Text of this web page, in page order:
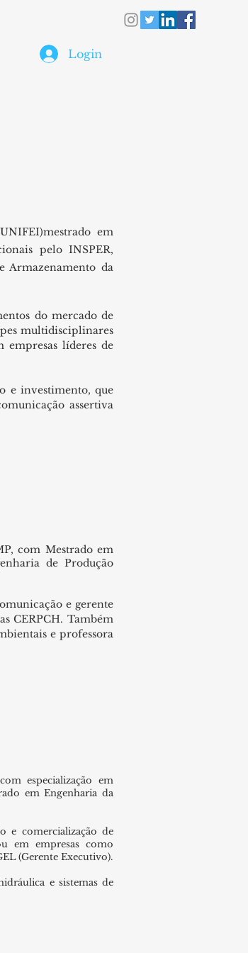
Login
em
pelo INSPER,
Armazenamento da
do mercado de
multidisciplinares
empresas líderes de
e investimento, que
assertiva
com Mestrado em
de Produção
e gerente
CERPCH. Também
e professora
especialização em
em Engenharia da
e comercialização de
em empresas como
(Gerente Executivo).
e sistemas de